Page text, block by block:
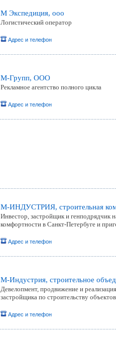
М Экспедиция, ooo
Логистический оператор
Адрес и телефон
М-Групп, ООО
Рекламное агентство полного цикла
Адрес и телефон
М-ИНДУСТРИЯ, строительная
Инвестор, застройщик и генподрядчик
комфортности в Санкт-Петербуге и
Адрес и телефон
М-Индустрия, строительное
Девелопмент, продвижение и
застройщика по строительству
Адрес и телефон